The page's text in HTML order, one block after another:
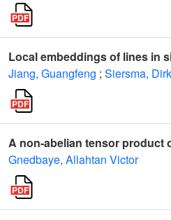
Local embeddings of lines in
Jiang, Guangfeng ; Siersma, Dirk
A non-abelian tensor product
Gnedbaye, Allahtan Victor